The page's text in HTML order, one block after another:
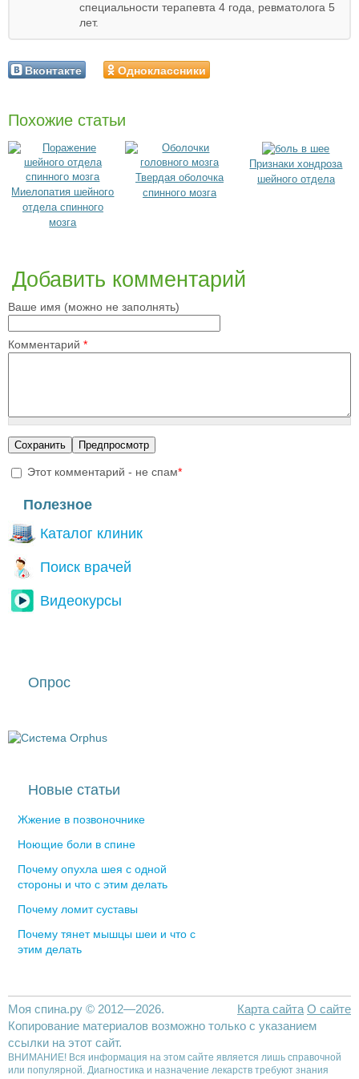
специальности терапевта 4 года, ревматолога 5
лет.
Вконтакте Одноклассники
Похожие статьи
Миелопатия шейного
отдела спинного
мозга
Твердая оболочка
спинного мозга
Признаки хондроза
шейного отдела
Добавить комментарий
Ваше имя (можно не заполнять)
Комментарий *
Этот комментарий - не спам*
Полезное
Каталог клиник
Поиск врачей
Видеокурсы
Опрос
Новые статьи
Жжение в позвоночнике
Ноющие боли в спине
Почему опухла шея с одной
стороны и что с этим делать
Почему ломит суставы
Почему тянет мышцы шеи и что с
этим делать
Карта сайта О сайте
Моя спина.ру © 2012—2026.
Копирование материалов возможно только с указанием
ссылки на этот сайт.
ВНИМАНИЕ! Вся информация на этом сайте является лишь справочной
или популярной. Диагностика и назначение лекарств требуют знания